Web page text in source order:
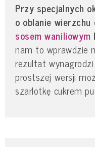
Przy specjalnych
o oblanie
sosem waniliowym
nam to wprawdzie
rezultat
prostszej wersji
szarlotkę cukrem